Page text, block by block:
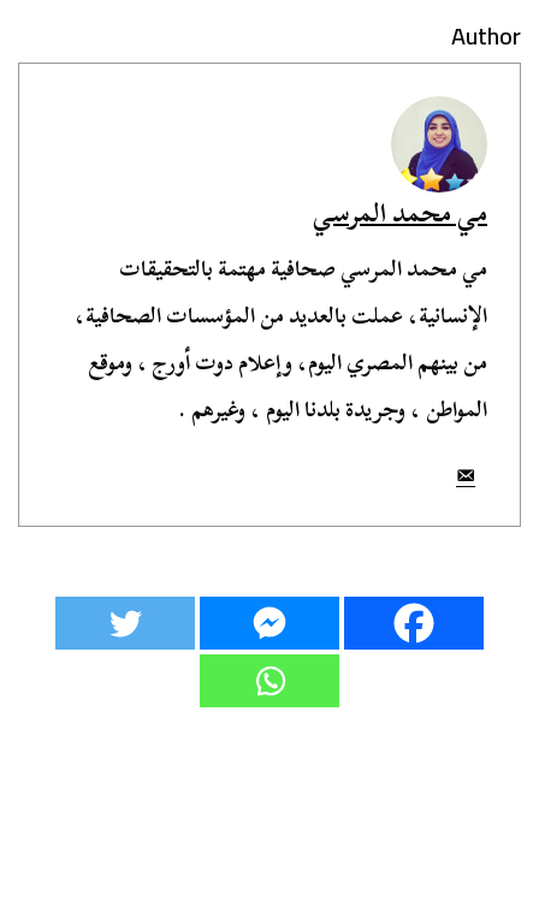
Author
مي محمد المرسي
مي محمد المرسي صحافية مهتمة بالتحقيقات
الإنسانية، عملت بالعديد من المؤسسات الصحافية،
من بينهم المصري اليوم، وإعلام دوت أورج ، وموقع
المواطن ، وجريدة بلدنا اليوم ، وغيرهم .